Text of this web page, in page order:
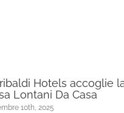
Hotels accoglie
Lontani Da Casa
10th, 2025